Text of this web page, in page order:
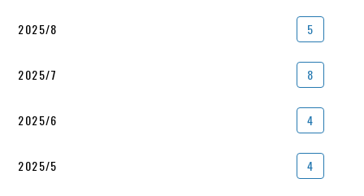
2025/8 5
2025/7 8
2025/6 4
2025/5 4